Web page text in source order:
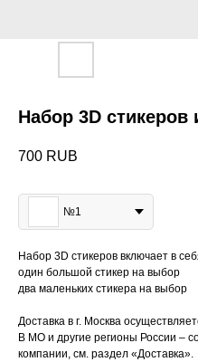
Набор 3D стикеров
700 RUB
№1
Набор 3D стикеров включает в
один большой стикер на выбор
два маленьких стикера на выбор
Доставка в г. Москва
В МО и другие регионы России –
компании, см. раздел «Доставка».